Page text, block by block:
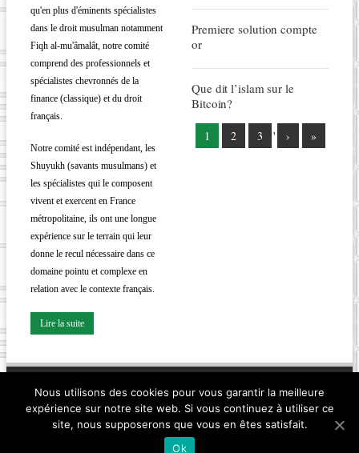
qu'en plus d'éminents spécialistes
dans le droit musulman notamment
Fiqh al-mu'âmalât, notre comité
comprend des professionnels et
spécialistes chevronnés de la
finance (classique) et du droit
français.
Notre comité est indépendant, les
Shuyukh (savants musulmans) et
les spécialistes qui le composent
vivent et exercent en France
métropolitaine, ils ont une longue
expérience sur le terrain qui leur
donne le recul nécessaire dans ce
domaine pointu et complexe en
relation avec le contexte français.
Lire la suite
Premiere solution compte
or
Que dit l’islam sur le
Bitcoin?
1 2 3 ' › »
Contact Mentions légales Plan du site Partenaires
© 2020. Tous droits réservés. Réalisé parAmine SOUSSI
Nous utilisons des cookies pour vous garantir la meilleure
expérience sur notre site web. Si vous continuez à utiliser ce
site, nous supposerons que vous en êtes satisfait.
Ok